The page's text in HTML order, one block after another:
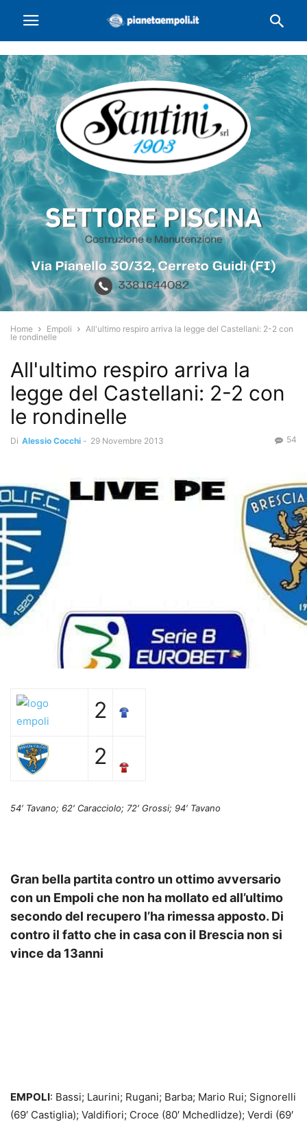
Home Empoli
All'ultimo respiro arriva la legge del Castellani: 2-2 con
le rondinelle
All'ultimo respiro arriva la
legge del Castellani: 2-2 con
le rondinelle
Di Alessio Cocchi - 29 Novembre 2013 54
2
2
54′ Tavano; 62′ Caracciolo; 72′ Grossi; 94′ Tavano
Gran bella partita contro un ottimo avversario
con un Empoli che non ha mollato ed all’ultimo
secondo del recupero l’ha rimessa apposto. Di
contro il fatto che in casa con il Brescia non si
vince da 13anni
EMPOLI: Bassi; Laurini; Rugani; Barba; Mario Rui; Signorelli
(69′ Castiglia); Valdifiori; Croce (80′ Mchedlidze); Verdi (69′